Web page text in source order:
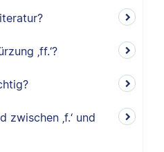
‚ff.‘?
zwischen ‚f.‘ und